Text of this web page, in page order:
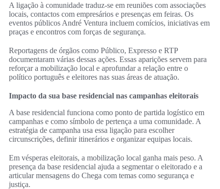
A ligação à comunidade traduz-se em reuniões com associações
locais, contactos com empresários e presenças em feiras. Os
eventos públicos André Ventura incluem comícios, iniciativas em
praças e encontros com forças de segurança.
Reportagens de órgãos como Público, Expresso e RTP
documentaram várias dessas ações. Essas aparições servem para
reforçar a mobilização local e aprofundar a relação entre o
político português e eleitores nas suas áreas de atuação.
Impacto da sua base residencial nas campanhas eleitorais
A base residencial funciona como ponto de partida logístico em
campanhas e como símbolo de pertença a uma comunidade. A
estratégia de campanha usa essa ligação para escolher
circunscrições, definir itinerários e organizar equipas locais.
Em vésperas eleitorais, a mobilização local ganha mais peso. A
presença da base residencial ajuda a segmentar o eleitorado e a
articular mensagens do Chega com temas como segurança e
justiça.